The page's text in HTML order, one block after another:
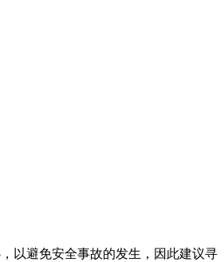
以避免安全事故的发生，因此建议寻